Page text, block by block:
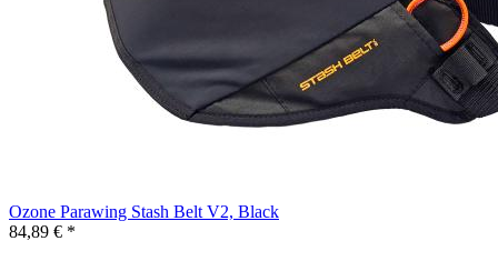
Ozone Parawing Stash Belt V2, Black
84,89 € *